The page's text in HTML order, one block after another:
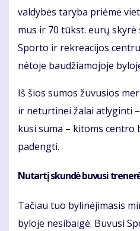
val­dy­bės ta­ry­ba pri­ėmė
mus ir 70 tūkst. eu­rų sky­rė
Spor­to ir rek­re­a­ci­jos
nė­to­je bau­džia­mo­jo­je
Iš šios su­mos žu­vu­sios
ir ne­tur­ti­nei ža­lai at­ly­gin­ti
ku­si su­ma – ki­toms cen­tro
pa­deng­ti.
Nu­tar­tį skun­dė bu­vu­si
Ta­čiau tuo by­li­nė­ji­ma­sis
by­lo­je ne­si­bai­gė. Bu­vu­si